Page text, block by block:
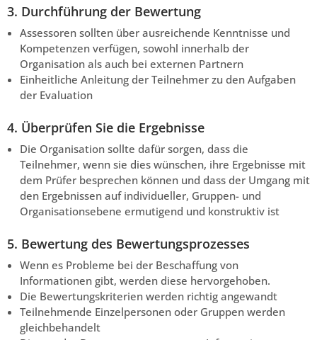
3. Durchführung der Bewertung
Assessoren sollten über ausreichende Kenntnisse und
Kompetenzen verfügen, sowohl innerhalb der
Organisation als auch bei externen Partnern
Einheitliche Anleitung der Teilnehmer zu den Aufgaben
der Evaluation
4. Überprüfen Sie die Ergebnisse
Die Organisation sollte dafür sorgen, dass die
Teilnehmer, wenn sie dies wünschen, ihre Ergebnisse mit
dem Prüfer besprechen können und dass der Umgang mit
den Ergebnissen auf individueller, Gruppen- und
Organisationsebene ermutigend und konstruktiv ist
5. Bewertung des Bewertungsprozesses
Wenn es Probleme bei der Beschaffung von
Informationen gibt, werden diese hervorgehoben.
Die Bewertungskriterien werden richtig angewandt
Teilnehmende Einzelpersonen oder Gruppen werden
gleichbehandelt